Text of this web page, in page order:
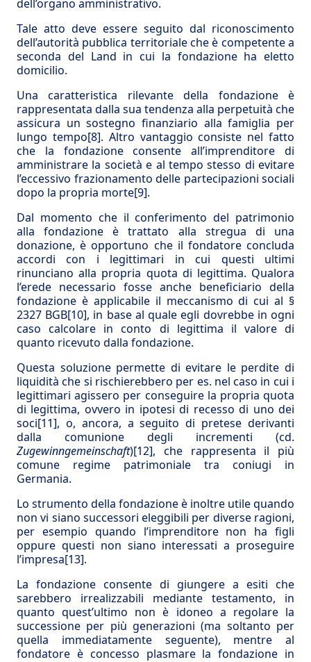
dell’organo amministrativo.
Tale atto deve essere seguito dal riconoscimento
dell’autorità pubblica territoriale che è competente a
seconda del Land in cui la fondazione ha eletto
domicilio.
Una caratteristica rilevante della fondazione è
rappresentata dalla sua tendenza alla perpetuità che
assicura un sostegno finanziario alla famiglia per
lungo tempo[8]. Altro vantaggio consiste nel fatto
che la fondazione consente all’imprenditore di
amministrare la società e al tempo stesso di evitare
l’eccessivo frazionamento delle partecipazioni sociali
dopo la propria morte[9].
Dal momento che il conferimento del patrimonio
alla fondazione è trattato alla stregua di una
donazione, è opportuno che il fondatore concluda
accordi con i legittimari in cui questi ultimi
rinunciano alla propria quota di legittima. Qualora
l’erede necessario fosse anche beneficiario della
fondazione è applicabile il meccanismo di cui al §
2327 BGB[10], in base al quale egli dovrebbe in ogni
caso calcolare in conto di legittima il valore di
quanto ricevuto dalla fondazione.
Questa soluzione permette di evitare le perdite di
liquidità che si rischierebbero per es. nel caso in cui i
legittimari agissero per conseguire la propria quota
di legittima, ovvero in ipotesi di recesso di uno dei
soci[11], o, ancora, a seguito di pretese derivanti
dalla comunione degli incrementi (cd.
Zugewinngemeinschaft)[12], che rappresenta il più
comune regime patrimoniale tra coniugi in
Germania.
Lo strumento della fondazione è inoltre utile quando
non vi siano successori eleggibili per diverse ragioni,
per esempio quando l’imprenditore non ha figli
oppure questi non siano interessati a proseguire
l’impresa[13].
La fondazione consente di giungere a esiti che
sarebbero irrealizzabili mediante testamento, in
quanto quest’ultimo non è idoneo a regolare la
successione per più generazioni (ma soltanto per
quella immediatamente seguente), mentre al
fondatore è concesso plasmare la fondazione in